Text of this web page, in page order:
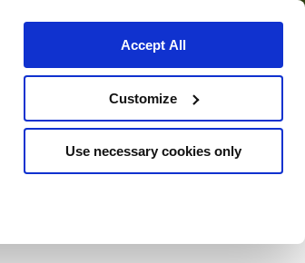
Accept All
Customize
Use necessary cookies only